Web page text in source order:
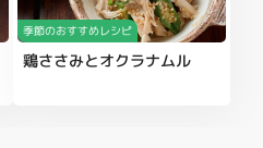
季節のおすすめレシピ
鶏ささみとオクラナムル